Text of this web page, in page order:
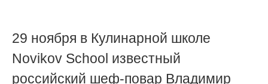
29 ноября в Кулинарной школе
Novikov School известный
российский шеф-повар Владимир